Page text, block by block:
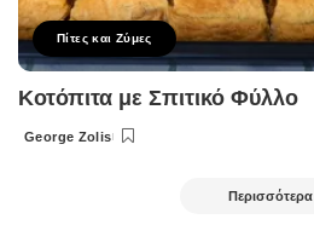
Πίτες και Ζύμες
Κοτόπιτα με Σπιτικό Φύλλο
Posted
George Zolis
Περισσότερα